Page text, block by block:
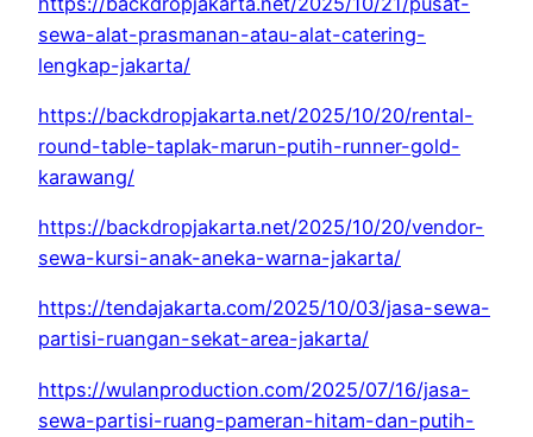
sewa-alat-prasmanan-atau-alat-catering-
lengkap-jakarta/
https://backdropjakarta.net/2025/10/20/rental-
round-table-taplak-marun-putih-runner-gold-
karawang/
https://backdropjakarta.net/2025/10/20/vendor-
sewa-kursi-anak-aneka-warna-jakarta/
https://tendajakarta.com/2025/10/03/jasa-sewa-
partisi-ruangan-sekat-area-jakarta/
https://wulanproduction.com/2025/07/16/jasa-
sewa-partisi-ruang-pameran-hitam-dan-putih-